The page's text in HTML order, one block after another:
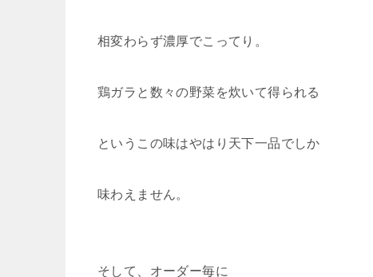
相変わらず濃厚でこってり。
鶏ガラと数々の野菜を炊いて得られる
というこの味はやはり天下一品でしか
味わえません。
そして、オーダー毎に